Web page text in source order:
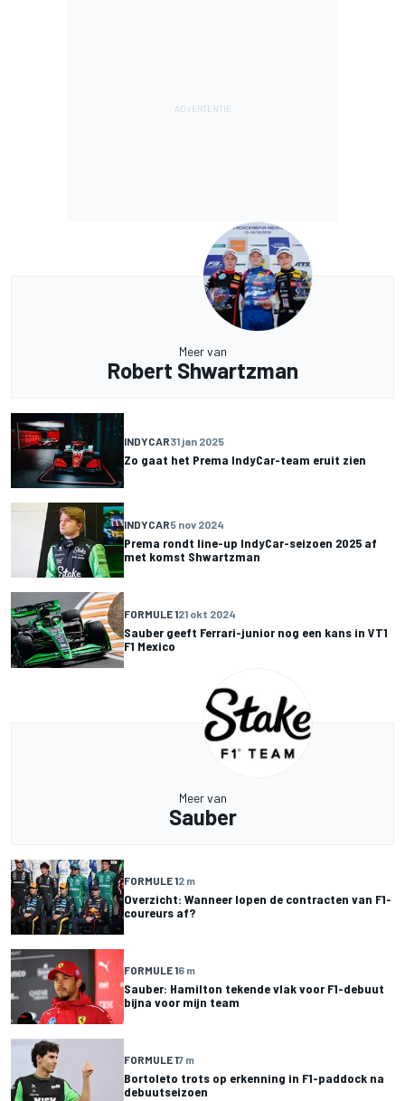
Meer van
Robert Shwartzman
INDYCAR31 jan 2025
Zo gaat het Prema IndyCar-team eruit zien
INDYCAR5 nov 2024
Prema rondt line-up IndyCar-seizoen 2025 af
met komst Shwartzman
FORMULE 121 okt 2024
Sauber geeft Ferrari-junior nog een kans in VT1
F1 Mexico
Meer van
Sauber
FORMULE 12 m
Overzicht: Wanneer lopen de contracten van F1-
coureurs af?
FORMULE 16 m
Sauber: Hamilton tekende vlak voor F1-debuut
bijna voor mijn team
FORMULE 17 m
Bortoleto trots op erkenning in F1-paddock na
debuutseizoen